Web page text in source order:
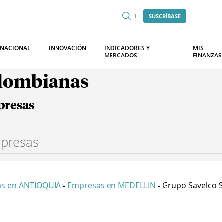
SUSCRÍBASE
INNOVACIÓN
INDICADORES Y
MERCADOS
MIS
FINANZAS
en ANTIOQUIA - Empresas en MEDELLIN - Grupo Savelco